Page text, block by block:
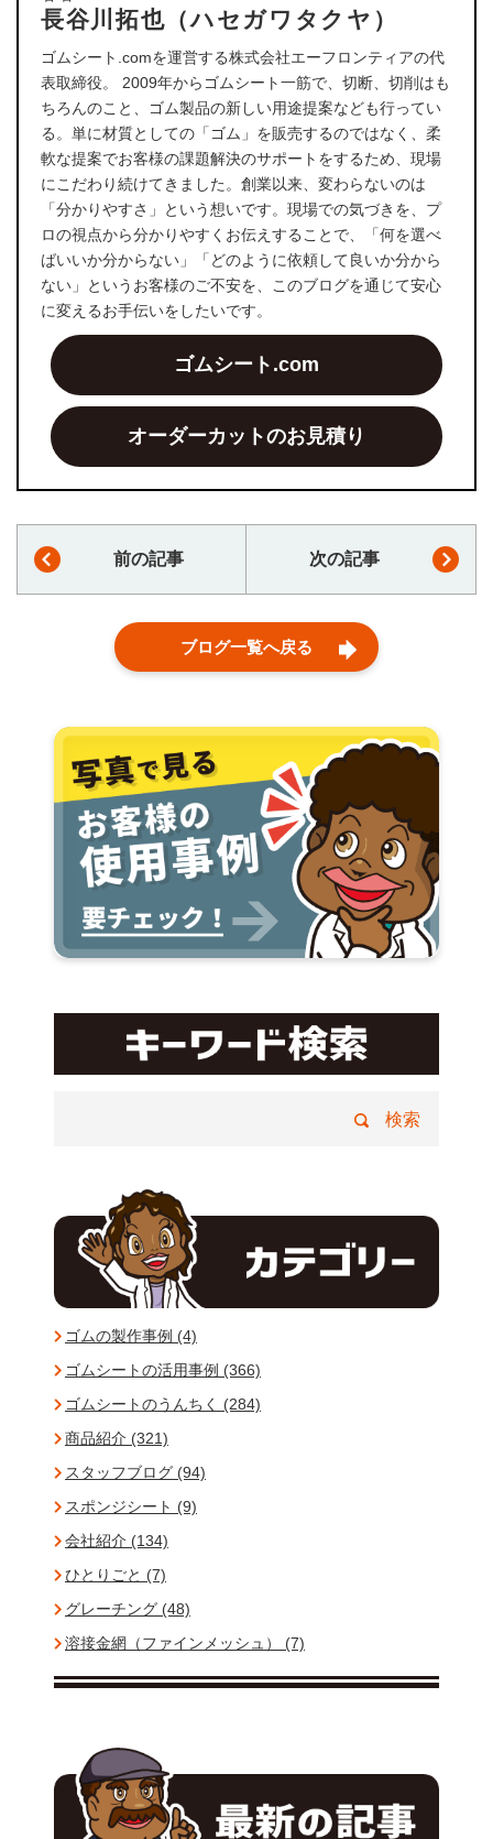
長谷川拓也（ハセガワタクヤ）
ゴムシート.comを運営する株式会社エーフロンティアの代
表取締役。 2009年からゴムシート一筋で、切断、切削はも
ちろんのこと、ゴム製品の新しい用途提案なども行ってい
る。単に材質としての「ゴム」を販売するのではなく、柔
軟な提案でお客様の課題解決のサポートをするため、現場
にこだわり続けてきました。創業以来、変わらないのは
「分かりやすさ」という想いです。現場での気づきを、プ
ロの視点から分かりやすくお伝えすることで、「何を選べ
ばいいか分からない」「どのように依頼して良いか分から
ない」というお客様のご不安を、このブログを通じて安心
に変えるお手伝いをしたいです。
ゴムシート.com
オーダーカットのお見積り
前の記事 次の記事
ブログ一覧へ戻る
ゴムの製作事例 (4)
ゴムシートの活用事例 (366)
ゴムシートのうんちく (284)
商品紹介 (321)
スタッフブログ (94)
スポンジシート (9)
会社紹介 (134)
ひとりごと (7)
グレーチング (48)
溶接金網（ファインメッシュ） (7)